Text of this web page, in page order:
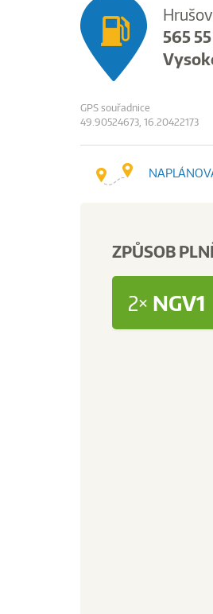
565 55
GPS souřadnice
49.90524673, 16.20422173
ZPŮSOB
2× NGV1